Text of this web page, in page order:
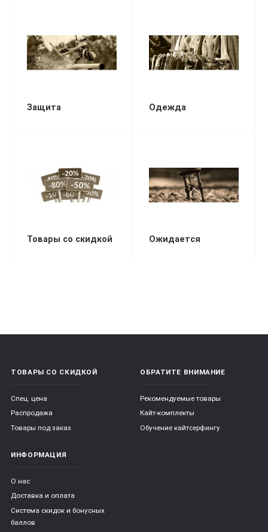
Защита Одежда
Товары со скидкой Ожидается
ТОВАРЫ СО СКИДКОЙ
Спец. цена
Распродажа
Товары под заказ
ОБРАТИТЕ ВНИМАНИЕ
Рекомендуемые товары
Кайт-комплекты
Обучение кайтсерфингу
ИНФОРМАЦИЯ
О нас
Доставка и оплата
Система скидок и бонусных
баллов